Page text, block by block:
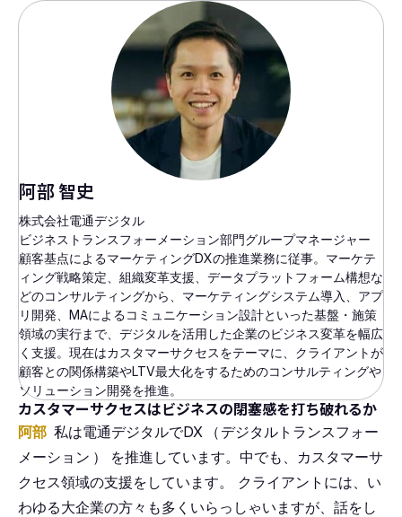
阿部 智史
株式会社電通デジタル
ビジネストランスフォーメーション部門グループマネージャー
顧客基点によるマーケティングDXの推進業務に従事。マーケテ
ィング戦略策定、組織変革支援、データプラットフォーム構想な
どのコンサルティングから、マーケティングシステム導入、アプ
リ開発、MAによるコミュニケーション設計といった基盤・施策
領域の実行まで、デジタルを活用した企業のビジネス変革を幅広
く支援。現在はカスタマーサクセスをテーマに、クライアントが
顧客との関係構築やLTV最大化をするためのコンサルティングや
ソリューション開発を推進。
カスタマーサクセスはビジネスの閉塞感を打ち破れるか
阿部 私は電通デジタルでDX （ デジタルトランスフォー
メーション ）
を推進しています。中でも、カスタマーサ
クセス領域の支援をしています。
クライアントには、い
わゆる大企業の方々も多くいらっしゃいますが、話をし